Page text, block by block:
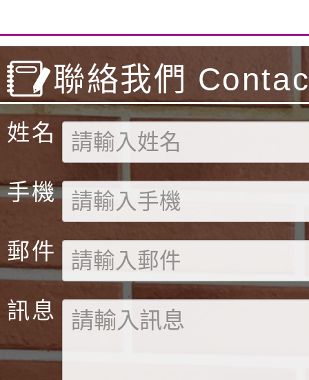
聯絡我們
姓名
手機
郵件
訊息